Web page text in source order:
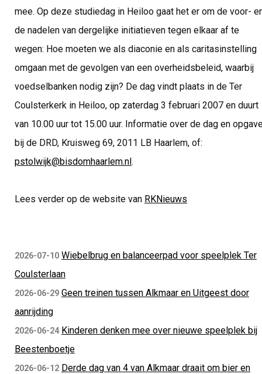
mee. Op deze studiedag in Heiloo gaat het er om de voor-
de nadelen van dergelijke initiatieven tegen elkaar af te
wegen: Hoe moeten we als diaconie en als caritasinstelling
omgaan met de gevolgen van een overheidsbeleid, waarbij
voedselbanken nodig zijn? De dag vindt plaats in de Ter
Coulsterkerk in Heiloo, op zaterdag 3 februari 2007 en duurt
van 10.00 uur tot 15.00 uur. Informatie over de dag en
bij de DRD, Kruisweg 69, 2011 LB Haarlem, of:
pstolwijk@bisdomhaarlem.nl.
Lees verder op de website van RKNieuws
2026-07-10 Wiebelbrug en balanceerpad voor speelplek Ter
Coulsterlaan
2026-06-29 Geen treinen tussen Alkmaar en Uitgeest door
aanrijding
2026-06-24 Kinderen denken mee over nieuwe speelplek bij
Beestenboetje
2026-06-12 Derde dag van 4 van Alkmaar draait om bier en